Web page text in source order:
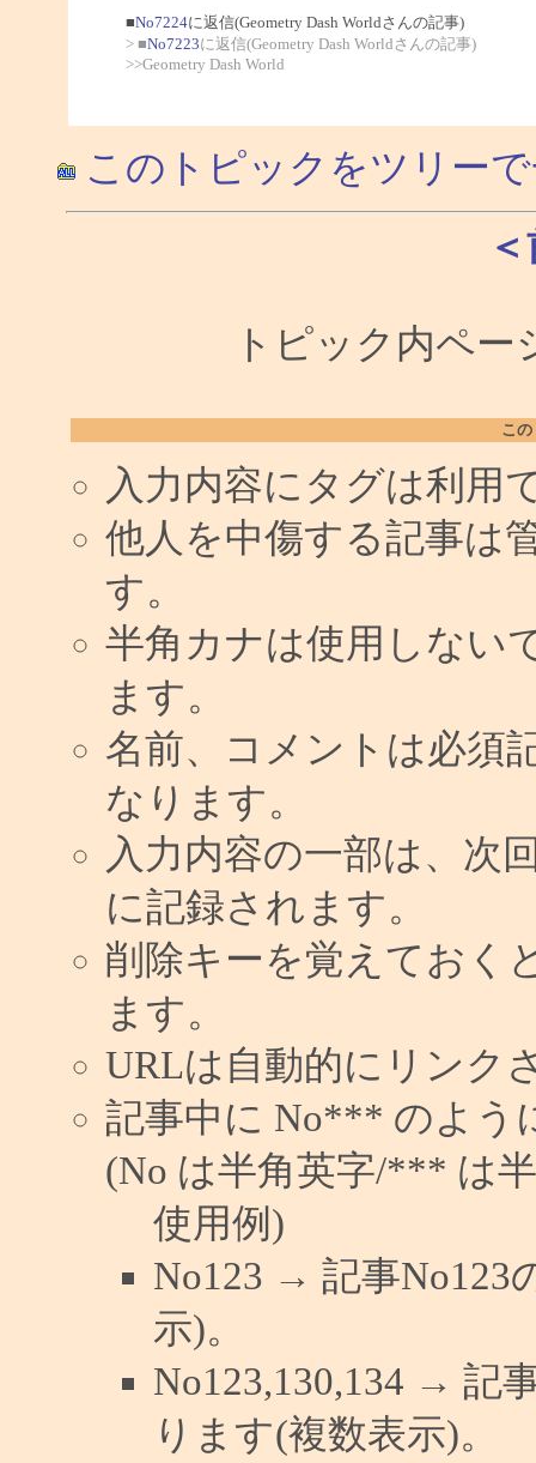
■No7224に返信(Geometry Dash Worldさんの記事)
> ■No7223に返信(Geometry Dash Worldさんの記事)
>>Geometry Dash World
このトピックをツリー
トピック内ペー
こ
入力内容にタグは利用
他人を中傷する記事は
す。
半角カナは使用しない
ます。
名前、コメントは必須
なります。
入力内容の一部は、次
に記録されます。
削除キーを覚えておく
ます。
URLは自動的にリンク
記事中に No*** のよう
(No は半角英字/*** は
使用例)
No123 → 記事No123
示)。
No123,130,134 → 記
ります(複数表示)。